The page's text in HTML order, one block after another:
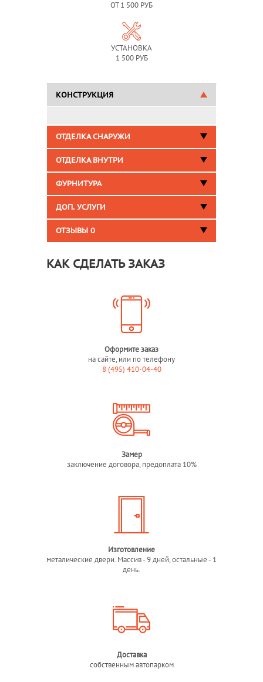
ОТ 1 500 РУБ
УСТАНОВКА
1 500 РУБ
КОНСТРУКЦИЯ
ОТДЕЛКА СНАРУЖИ
ОТДЕЛКА ВНУТРИ
ФУРНИТУРА
ДОП. УСЛУГИ
ОТЗЫВЫ 0
КАК СДЕЛАТЬ ЗАКАЗ
Оформите заказ
на сайте, или по телефону
8 (495) 410-04-40
Замер
заключение договора, предоплата 10%
Изготовление
металические двери. Массив - 9 дней, остальные - 1
день.
Доставка
собственным автопарком